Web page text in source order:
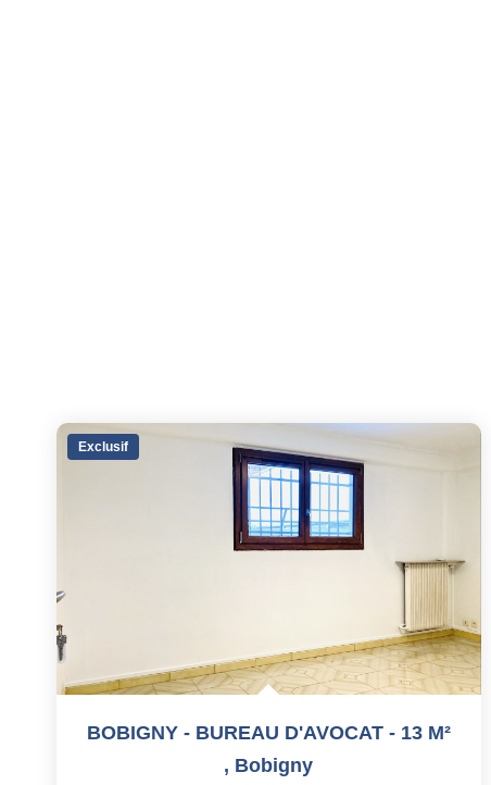
Exclusif
BOBIGNY - BUREAU D'AVOCAT - 13 M²
, Bobigny